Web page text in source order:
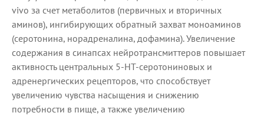
vivo за счет метаболитов (первичных и вторичных
аминов), ингибирующих обратный захват моноаминов
(серотонина, норадреналина, дофамина). Увеличение
содержания в синапсах нейротрансмиттеров повышает
активность центральных 5-НТ-серотониновых и
адренергических рецепторов, что способствует
увеличению чувства насыщения и снижению
потребности в пище, а также увеличению